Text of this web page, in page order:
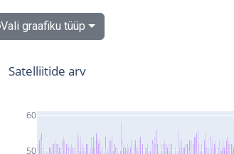
Vali graafiku tüüp
50
60
Satelliitide arv